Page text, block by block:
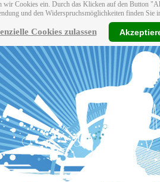
wir Cookies ein. Durch das Klicken auf den Button
und den Widerspruchsmöglichkeiten finden Sie
Cookies zulassen